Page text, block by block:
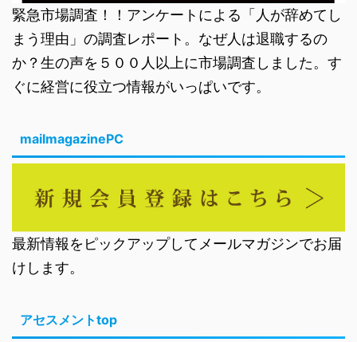
緊急市場調査！！アンケートによる「人が辞めてし
まう理由」の調査レポート。なぜ人は退職するの
か？生の声を５００人以上に市場調査しました。す
ぐに経営に役立つ情報がいっぱいです。
mailmagazinePC
最新情報をピックアップしてメールマガジンでお届
けします。
アセスメントtop